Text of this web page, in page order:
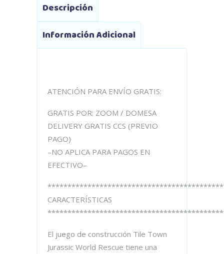
Descripción
Información Adicional
ATENCIÓN PARA ENVÍO GRATIS:
GRATIS POR: ZOOM / DOMESA
DELIVERY GRATIS CCS (PREVIO
PAGO)
–NO APLICA PARA PAGOS EN
EFECTIVO–
CARACTERÍSTICAS
El juego de construcción Tile Town
Jurassic World Rescue tiene una